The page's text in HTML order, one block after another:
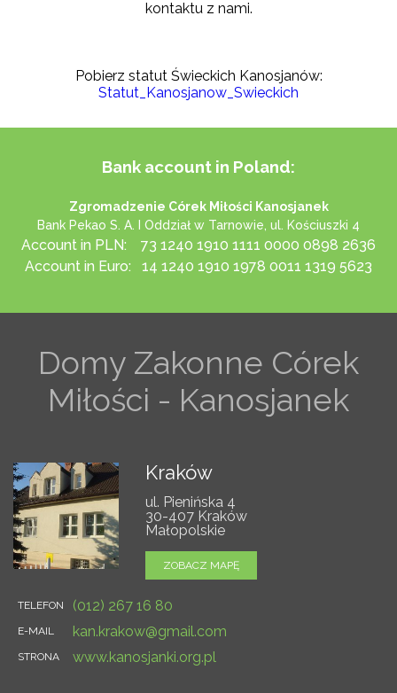
kontaktu z nami.
Pobierz statut Świeckich Kanosjanów:
Statut_Kanosjanow_Swieckich
Bank account in Poland:
Zgromadzenie Córek Miłości Kanosjanek
Bank Pekao S. A. I Oddział w Tarnowie, ul. Kościuszki 4
Account in PLN: 73 1240 1910 1111 0000 0898 2636
Account in Euro: 14 1240 1910 1978 0011 1319 5623
Domy Zakonne Córek
Miłości - Kanosjanek
Kraków
ul. Pienińska 4
30-407 Kraków
Małopolskie
ZOBACZ MAPĘ
TELEFON (012) 267 16 80
E-MAIL kan.krakow@gmail.com
STRONA www.kanosjanki.org.pl